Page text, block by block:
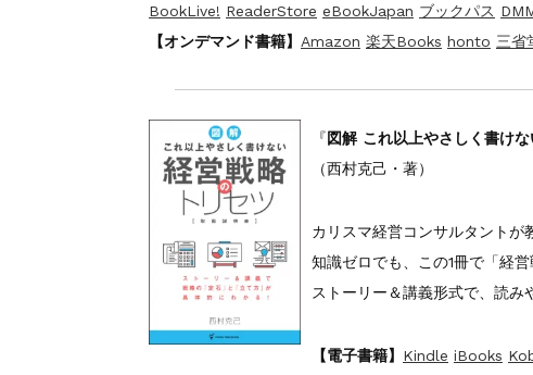
BookLive! ReaderStore eBookJapan ブックパス
【オンデマンド書籍】 Amazon 楽天Books honto 三省
『図解 これ以上やさしく書け
（西村克己・著）
カリスマ経営コンサルタントが
知識ゼロでも、この1冊で「経
ストーリー＆講義形式で、読み
【電子書籍】 Kindle iBooks